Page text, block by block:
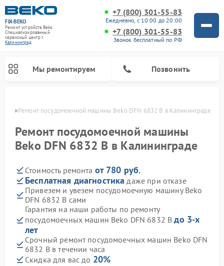
FIX-BEKO
Ремонт устройств Beko
Специализированный
cервисный центр г.
Калининград
+7 (800) 301-55-83
Ежедневно, с 10:00 до 20:00
+7 (800) 301-55-83
Звонок бесплатный по РФ
Мы ремонтируем Позвонить
Ремонт посудомоечной машины Beko DFN 6832 B в Калининграде
Ремонт посудомоечной машины
Beko DFN 6832 B в Калининграде
Стоимость ремонта от 780 руб.
Бесплатная диагностика даже при отказе
Привезем и увезем посудомоечную машину Beko
DFN 6832 B сами
Гарантия на наши работы по ремонту
посудомоечных машин Beko DFN 6832 Bдо 3-х
лет
Срочный ремонт посудомоечных машин Beko DFN
6832 B в течении часа
Скидка для вас до 20%